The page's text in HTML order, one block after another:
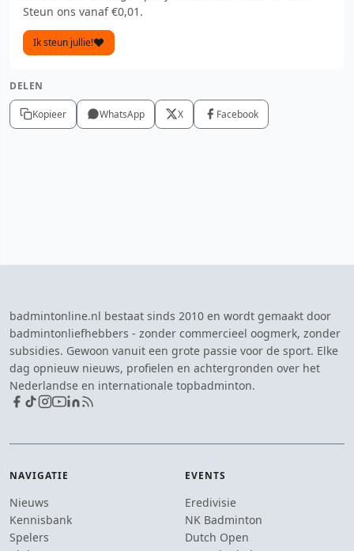
Steun ons vanaf €0,01.
Ik steun jullie!
DELEN
Kopieer WhatsApp X Facebook
badmintonline.nl bestaat sinds 2010 en wordt gemaakt door
badmintonliefhebbers - zonder commercieel oogmerk, zonder
subsidies. Gewoon vanuit een grote passie voor de sport. Elke
dag opnieuw nieuws, profielen en achtergronden over het
Nederlandse en internationale topbadminton.
NAVIGATIE
Nieuws
Kennisbank
Spelers
EVENTS
Eredivisie
NK Badminton
Dutch Open